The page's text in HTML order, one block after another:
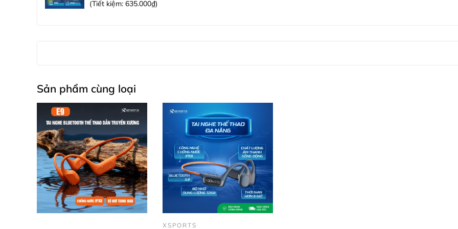
2. MÔ TẢ SẢN PHẨM CHI TIẾT
TÊN SẢN PHẨM: Tai Nghe Dẫn Truyền Xương Xsports X20
Xsports X20không chỉ đơn thuần là một thiết bị nghe nhạc, nó là thành quả của quá trình lắng
là mẫu tai nghe thuộc dòng
X-Series– định danh cao cấp nhất đã qua kiểm định thực chiến bởi
TẠI SAO XSPORTS X20 LÀ "TRỢ LÝ" SỐ 1 CỦA BẠN?
Chấm dứt nỗi đau lỗ tai:
Công nghệ dẫn truyền xương giúp âm thanh đi thẳng vào tai
(Tiết kiệm: 635.000₫)
Sản phẩm cùng loại
XSPORTS